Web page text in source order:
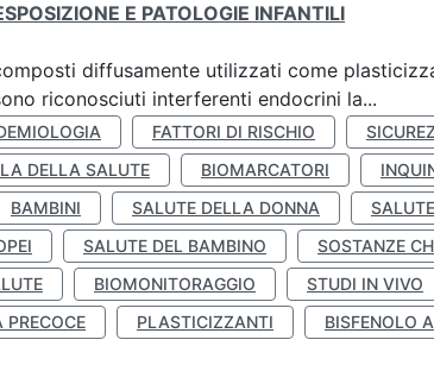
E PATOLOGIE INFANTILI
diffusamente utilizzati come
riconosciuti interferenti endocrini la...
FATTORI DI RISCHIO
DELLA SALUTE BIOMARCATORI
BAMBINI SALUTE DELLA DONNA
SALUTE DEL BAMBINO
SOSTANZE
BIOMONITORAGGIO STUDI IN VIVO
PRECOCE PLASTICIZZANTI BISFENOLO A